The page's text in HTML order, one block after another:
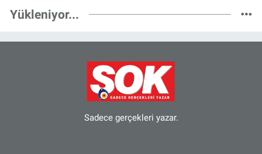
Yükleniyor...
Sadece gerçekleri yazar.